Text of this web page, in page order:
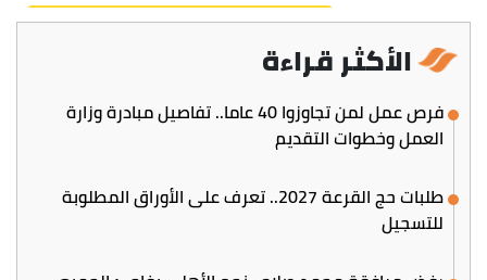
الأكثر قراءة
فرص عمل لمن تجاوزوا 40 عاما.. تفاصيل مبادرة وزارة
العمل وخطوات التقديم
طلبات حج القرعة 2027.. تعرف على الأوراق المطلوبة
للتسجيل